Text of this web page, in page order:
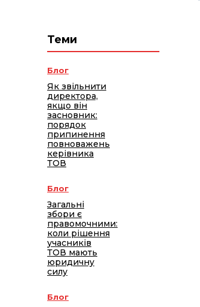
Теми
Блог
Як звільнити
директора,
якщо він
засновник:
порядок
припинення
повноважень
керівника
ТОВ
Блог
Загальні
збори є
правомочними:
коли рішення
учасників
ТОВ мають
юридичну
силу
Блог